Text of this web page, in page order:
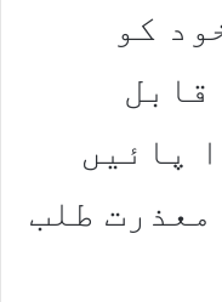
کو
قابل
پائیں
طلب